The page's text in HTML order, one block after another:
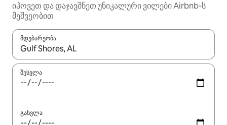
იპოვეთ და დაჯავშნეთ უნიკალური ვილები Airbnb‑ს
მეშვეობით
მდებარეობა
როცა შედეგები ხელმისაწვდომი გახდება, ნავიგაციისთვის
შესვლა
გასვლა